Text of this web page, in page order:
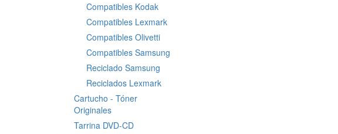
Compatibles Kodak
Compatibles Lexmark
Compatibles Olivetti
Compatibles Samsung
Reciclado Samsung
Reciclados Lexmark
Cartucho - Tóner
Originales
Tarrina DVD-CD